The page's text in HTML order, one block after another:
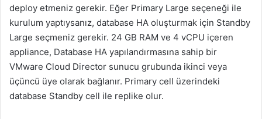
deploy etmeniz gerekir. Eğer Primary Large seçeneği ile
kurulum yaptıysanız, database HA oluşturmak için Standby
Large seçmeniz gerekir. 24 GB RAM ve 4 vCPU içeren
appliance, Database HA yapılandırmasına sahip bir
VMware Cloud Director sunucu grubunda ikinci veya
üçüncü üye olarak bağlanır. Primary cell üzerindeki
database Standby cell ile replike olur.